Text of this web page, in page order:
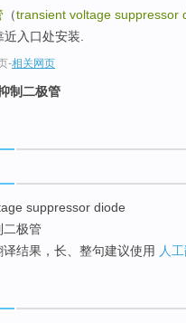
（transient voltage suppressor
入口处安装.
-相关网页
制二极管
suppressor diode
二极管
译结果，长、整句建议使用 人